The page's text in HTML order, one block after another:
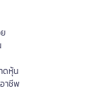
ดหุ้น
าชีพ